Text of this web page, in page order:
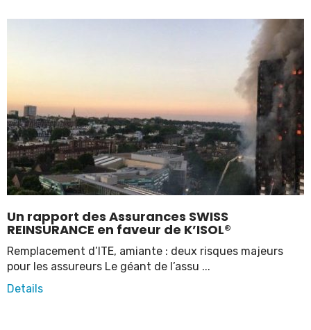
Un rapport des Assurances SWISS
REINSURANCE en faveur de K’ISOL®
Remplacement d’ITE, amiante : deux risques majeurs
pour les assureurs Le géant de l’assu ...
Details